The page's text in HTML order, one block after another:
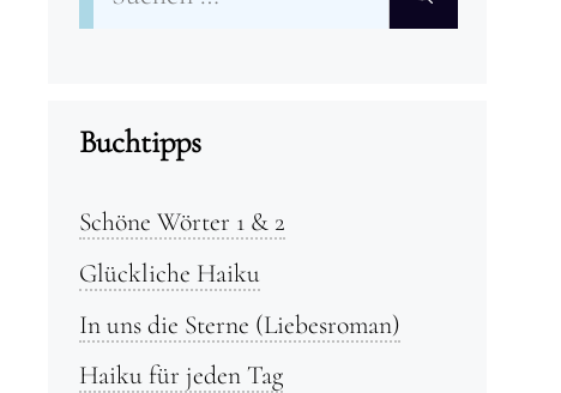
nach:
Buchtipps
Schöne Wörter 1 & 2
Glückliche Haiku
In uns die Sterne (Liebesroman)
Haiku für jeden Tag